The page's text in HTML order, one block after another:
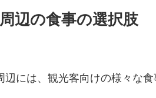
辺の食事の選択肢
辺には、観光客向けの様々な食